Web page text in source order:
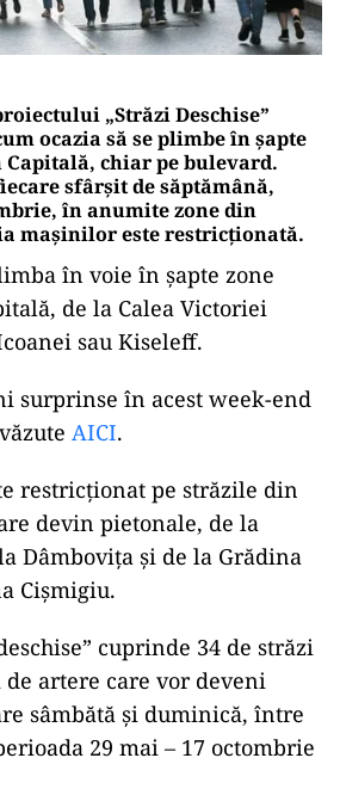
„Străzi Deschise”
ocazia să se plimbe în șapte
chiar pe bulevard.
sfârșit de săptămână,
în anumite zone din
mașinilor este restricționată.
în voie în șapte zone
de la Calea Victoriei
sau Kiseleff.
surprinse în acest week-end
AICI.
ad